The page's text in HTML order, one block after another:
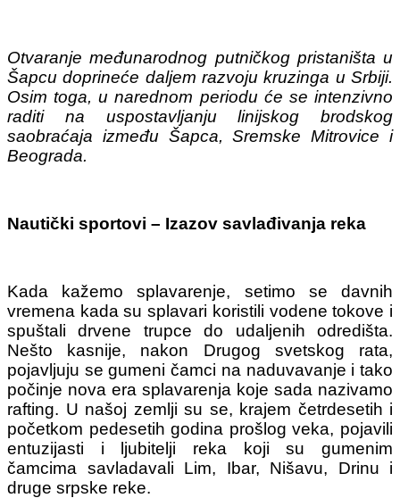
Otvaranje međunarodnog putničkog pristaništa u
Šapcu doprineće daljem razvoju kruzinga u Srbiji.
Osim toga, u narednom periodu će se intenzivno
raditi na uspostavljanju linijskog brodskog
saobraćaja između Šapca, Sremske Mitrovice i
Beograda.
Nautički sportovi – Izazov savlađivanja reka
Kada kažemo splavarenje, setimo se davnih
vremena kada su splavari koristili vodene tokove i
spuštali drvene trupce do udaljenih odredišta.
Nešto kasnije, nakon Drugog svetskog rata,
pojavljuju se gumeni čamci na naduvavanje i tako
počinje nova era splavarenja koje sada nazivamo
rafting. U našoj zemlji su se, krajem četrdesetih i
početkom pedesetih godina prošlog veka, pojavili
entuzijasti i ljubitelji reka koji su gumenim
čamcima savladavali Lim, Ibar, Nišavu, Drinu i
druge srpske reke.